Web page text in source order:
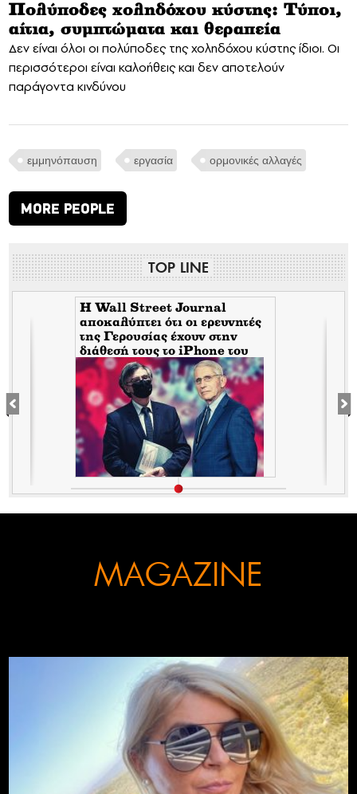
Πολύποδες χοληδόχου κύστης: Τύποι,
αίτια, συμπτώματα και θεραπεία
Δεν είναι όλοι οι πολύποδες της χοληδόχου κύστης ίδιοι. Οι
περισσότεροι είναι καλοήθεις και δεν αποτελούν
παράγοντα κινδύνου
εμμηνόπαυση εργασία ορμονικές αλλαγές
MORE PEOPLE
TOP LINE
H Wall Street Journal
αποκαλύπτει ότι οι ερευνητές
της Γερουσίας έχουν στην
διάθεσή τους το iPhone του
Tony Fauci από την περίοδο
της πανδημίας. Τι σημαίνει
αυτό για τον εμπλεκόμενο
Σωτήρη Τσιόδρα
MAGAZINE